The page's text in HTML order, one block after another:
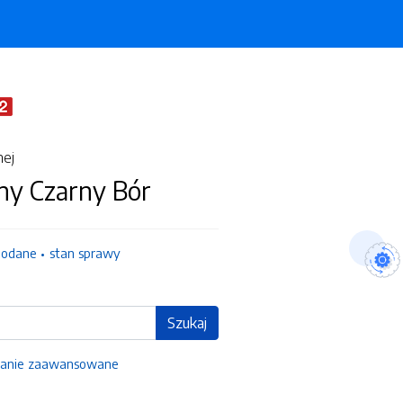
Czarny Bór
stan sprawy
Szukaj
zaawansowane